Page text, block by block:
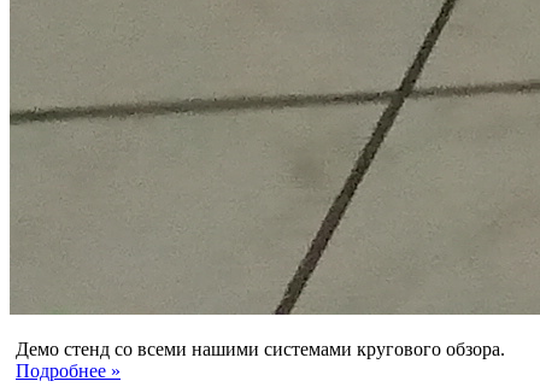
Демо стенд со всеми нашими системами кругового обзора.
Подробнее »